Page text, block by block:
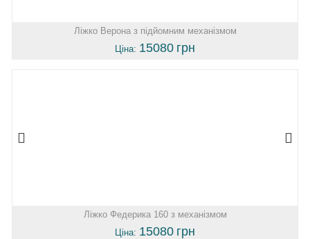
Ліжко Верона з підйомним механізмом
Ціна: 15080 грн
Ліжко Федерика 160 з механізмом
Ціна: 15080 грн